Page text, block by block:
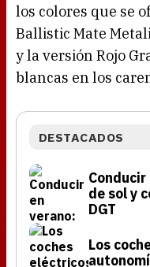
los colores que se
Ballistic Mate
y la versión Rojo
blancas en los
DESTACADOS
de sol y
DGT
Los